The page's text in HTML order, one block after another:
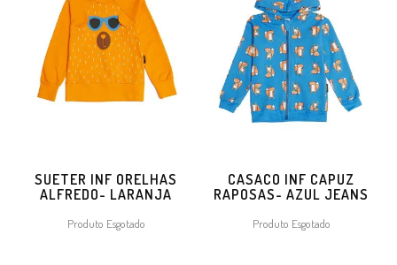
SUETER INF ORELHAS
ALFREDO- LARANJA
Produto Esgotado
CASACO INF CAPUZ
RAPOSAS- AZUL JEANS
Produto Esgotado